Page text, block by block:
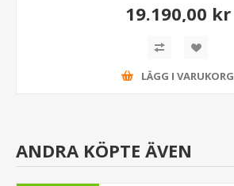
19.190,00 kr
LÄGG I VARUKORG
ANDRA KÖPTE ÄVEN